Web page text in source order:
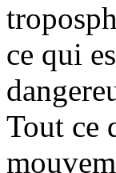
ce qui
Tout ce